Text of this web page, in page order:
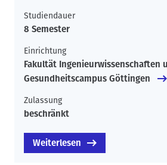
Studiendauer
8 Semester
Einrichtung
Fakultät Ingenieurwissenschaften
Gesundheitscampus Göttingen
Zulassung
beschränkt
Weiterlesen